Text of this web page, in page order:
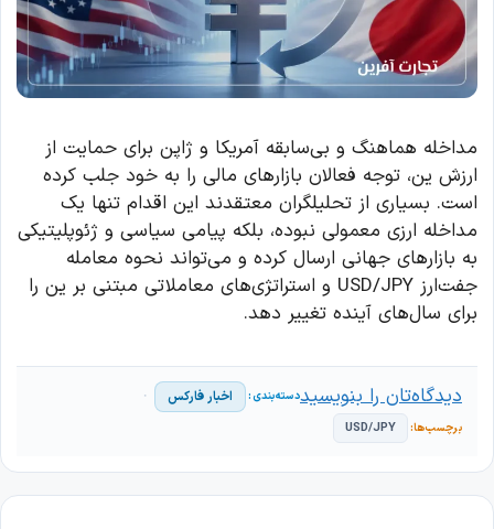
مداخله هماهنگ و بی‌سابقه آمریکا و ژاپن برای حمایت از
ارزش ین، توجه فعالان بازارهای مالی را به خود جلب کرده
است. بسیاری از تحلیلگران معتقدند این اقدام تنها یک
مداخله ارزی معمولی نبوده، بلکه پیامی سیاسی و ژئوپلیتیکی
به بازارهای جهانی ارسال کرده و می‌تواند نحوه معامله
جفت‌ارز USD/JPY و استراتژی‌های معاملاتی مبتنی بر ین را
برای سال‌های آینده تغییر دهد.
اخبار فارکس
USD/JPY
دیدگاه‌تان را بنویسید